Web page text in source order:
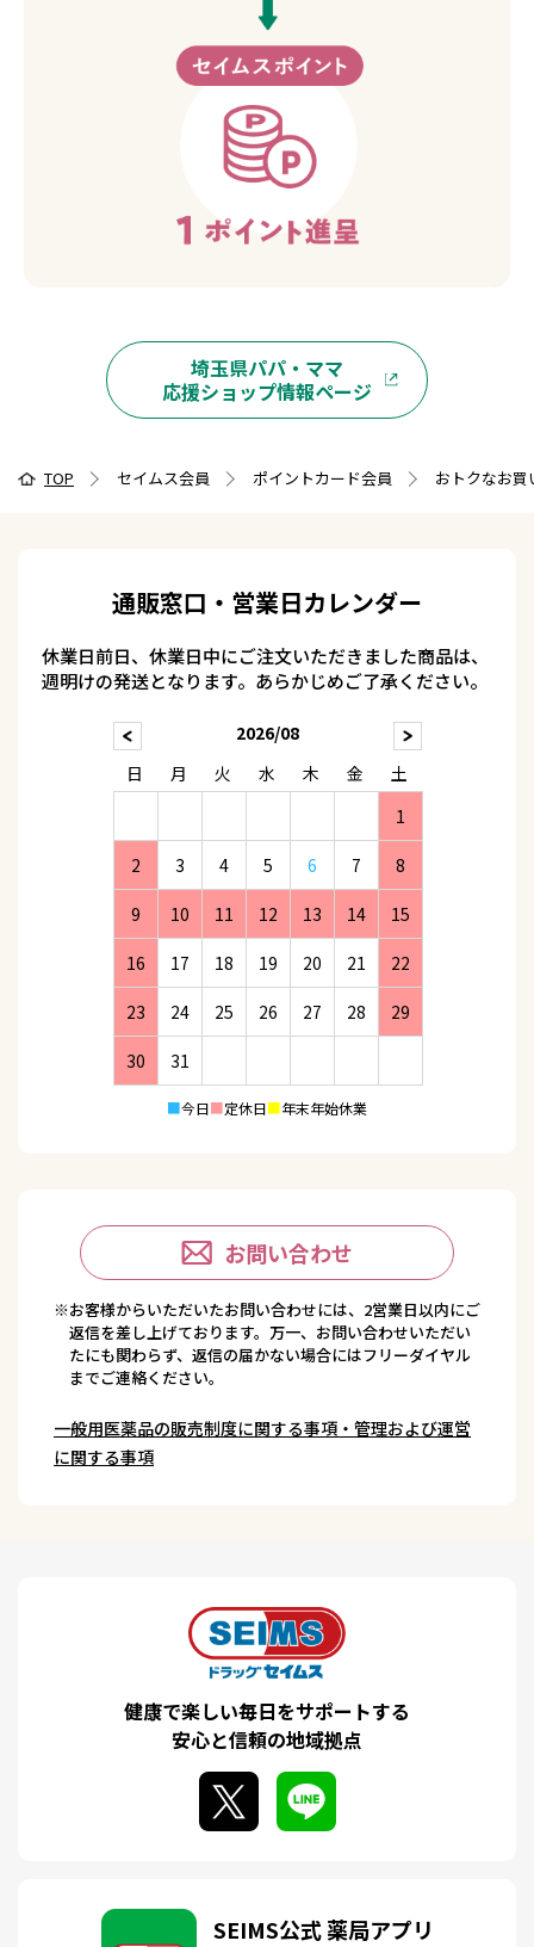
埼玉県パパ・ママ
応援ショップ情報ページ
TOP セイムス会員 ポイントカード会員 おトクなお
通販窓口・営業日カレンダー
休業日前日、休業日中にご注文いただきました商品は、
週明けの発送となります。あらかじめご了承ください。
2026/08
日
月 火 水 木 金
土
1
2 3 4 5 6 7 8
9 10 11 12 13 14 15
16 17 18 19 20 21 22
23 24 25 26 27 28 29
30 31
■今日■定休日■年末年始休業
お問い合わせ
※お客様からいただいたお問い合わせには、2営業日以内にご
返信を差し上げております。万一、お問い合わせいただい
たにも関わらず、返信の届かない場合にはフリーダイヤル
までご連絡ください。
一般用医薬品の販売制度に関する事項・管理および運営
に関する事項
健康で楽しい毎日をサポートする
安心と信頼の地域拠点
SEIMS公式 薬局アプリ